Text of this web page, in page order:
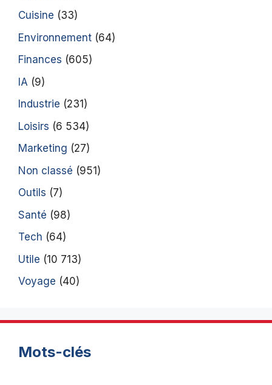
Cuisine (33)
Environnement (64)
Finances (605)
IA (9)
Industrie (231)
Loisirs (6 534)
Marketing (27)
Non classé (951)
Outils (7)
Santé (98)
Tech (64)
Utile (10 713)
Voyage (40)
Mots-clés